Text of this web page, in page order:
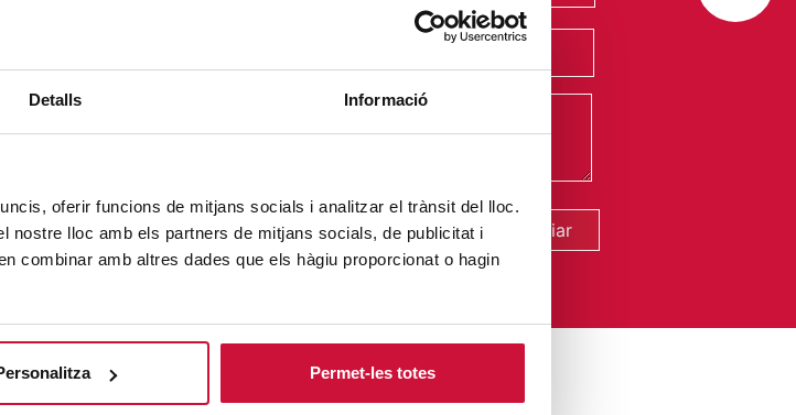
Detalls Informació
oferir funcions de mitjans socials i analitzar el trànsit del lloc.
nostre lloc amb els partners de mitjans socials, de publicitat i
combinar amb altres dades que els hàgiu proporcionat o hagin
Permet-les totes
Enviar